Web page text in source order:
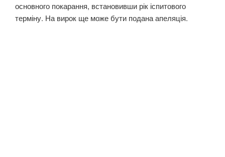
основного покарання, встановивши рік іспитового
терміну. На вирок ще може бути подана апеляція.